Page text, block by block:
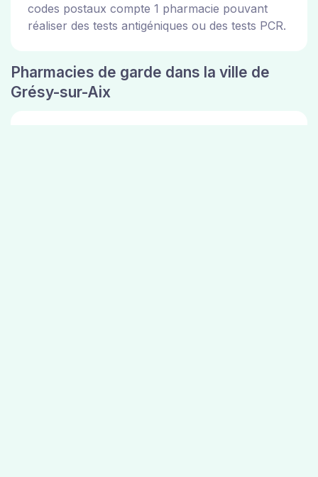
codes postaux compte 1 pharmacie pouvant
réaliser des tests antigéniques ou des tests PCR.
Pharmacies de garde dans la ville de
Grésy-sur-Aix